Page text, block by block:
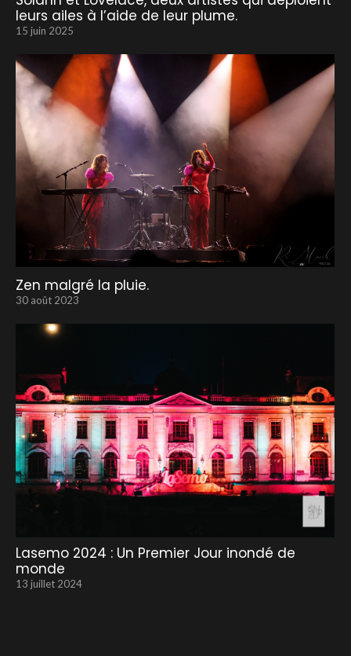
leurs ailes à l’aide de leur plume.
15 juin 2025
Zen malgré la pluie.
30 août 2023
Lasemo 2024 : Un Premier Jour inondé de
monde
13 juillet 2024